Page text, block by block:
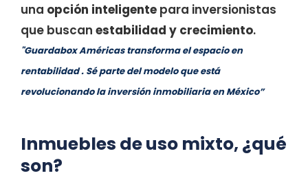
una opción inteligente para inversionistas
que buscan estabilidad y crecimiento.
"Guardabox Américas transforma el espacio en
rentabilidad . Sé parte del modelo que está
revolucionando la inversión inmobiliaria en México”
Inmuebles de uso mixto, ¿qué
son?